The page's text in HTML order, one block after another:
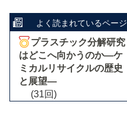
よく読まれているページ
プラスチック分解研究
はどこへ向かうのか―ケ
ミカルリサイクルの歴史
と展望―
(31回)